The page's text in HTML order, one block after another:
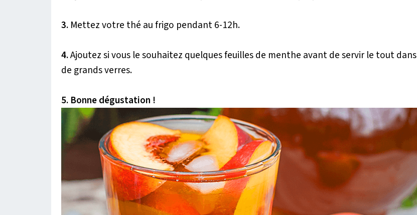
3. Mettez votre thé au frigo pendant 6-12h.
4.Ajoutez si vous le souhaitez quelques feuilles de menthe avant de servir le tout dans
de grands verres.
5. Bonne dégustation !